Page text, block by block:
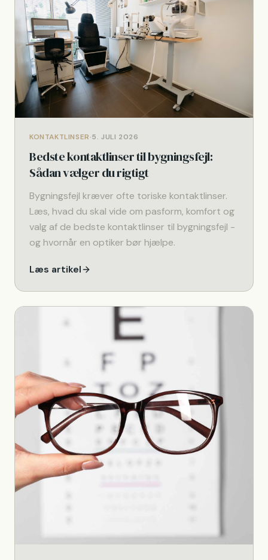
KONTAKTLINSER·5. JULI 2026
Bedste kontaktlinser til bygningsfejl:
Sådan vælger du rigtigt
Bygningsfejl kræver ofte toriske kontaktlinser.
Læs, hvad du skal vide om pasform, komfort og
valg af de bedste kontaktlinser til bygningsfejl -
og hvornår en optiker bør hjælpe.
Læs artikel